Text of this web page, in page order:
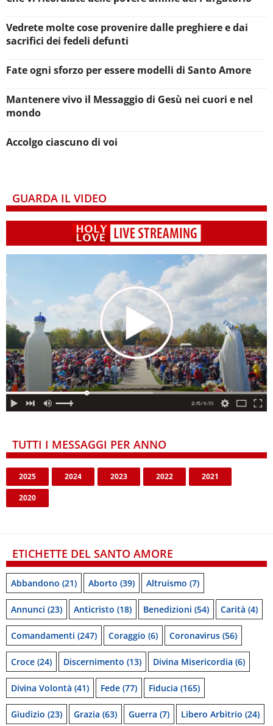
Vedrete molte cose provenire dalle preghiere e dai
sacrifici dei fedeli defunti
Fate ogni sforzo per essere modelli di Santo Amore
Mantenere vivo il Messaggio di Gesù nei cuori e nel
mondo
Accolgo ciascuno di voi
GUARDA IL VIDEO
TUTTI I MESSAGGI PER ANNO
2025 2024 2023 2022 2021
2020
ETICHETTE DEL SANTO AMORE
Abbandono (21) Aborto (39) Altruismo (7)
Annunci (23) Anticristo (18) Benedizioni (54) Carità (4)
Comandamenti (247) Coraggio (6) Coronavirus (56)
Croce (24) Discernimento (13) Divina Misericordia (6)
Divina Volontà (41) Fede (77) Fiducia (165)
Giudizio (23) Grazia (63) Guerra (7) Libero Arbitrio (24)